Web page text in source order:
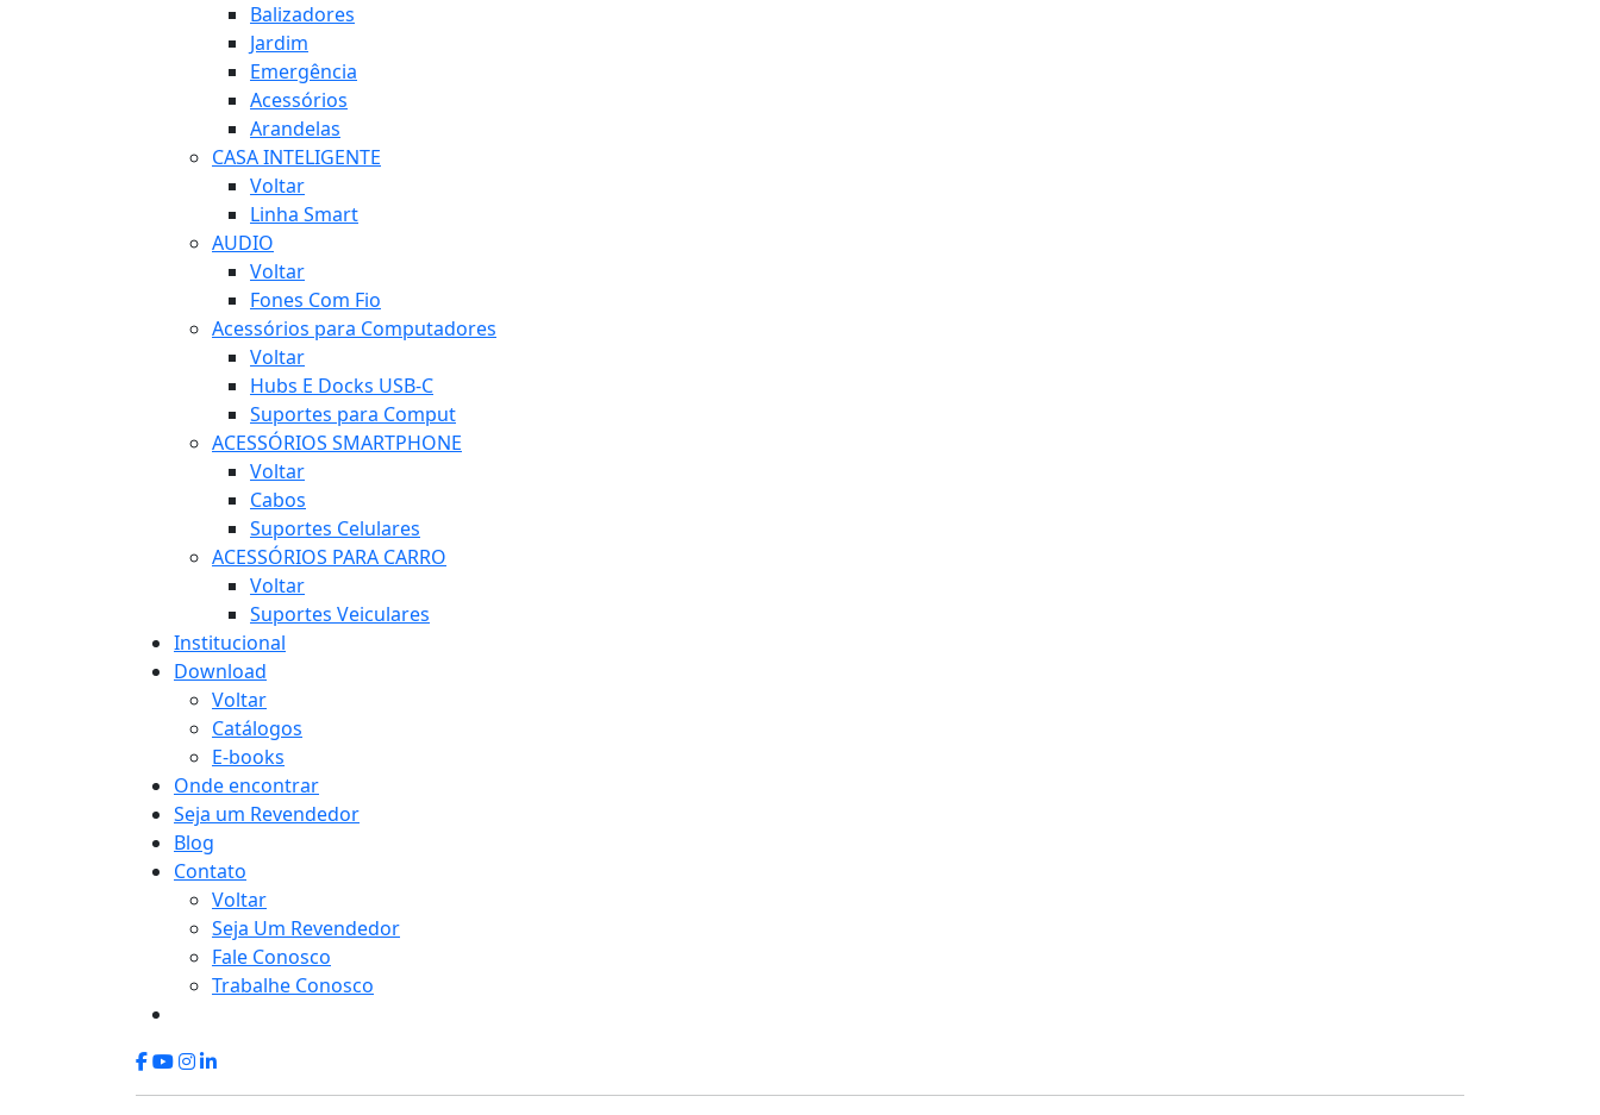
Balizadores
Jardim
Emergência
Acessórios
Arandelas
CASA INTELIGENTE
Voltar
Linha Smart
AUDIO
Voltar
Fones Com Fio
Acessórios para Computadores
Voltar
Hubs E Docks USB-C
Suportes para Comput
ACESSÓRIOS SMARTPHONE
Voltar
Cabos
Suportes Celulares
ACESSÓRIOS PARA CARRO
Voltar
Suportes Veiculares
Institucional
Download
Voltar
Catálogos
E-books
Onde encontrar
Seja um Revendedor
Blog
Contato
Voltar
Seja Um Revendedor
Fale Conosco
Trabalhe Conosco